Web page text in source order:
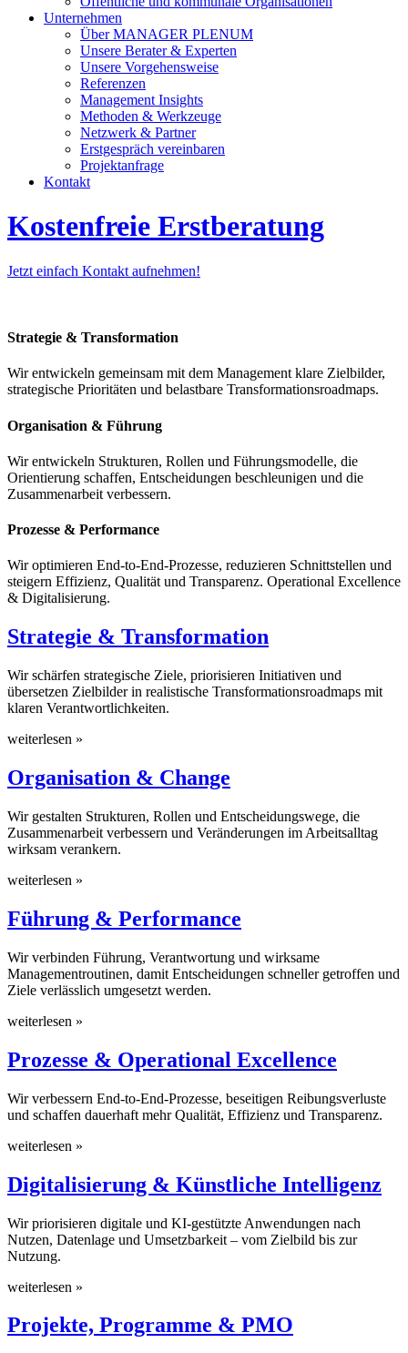
Unternehmen
Über MANAGER PLENUM
Unsere Berater & Experten
Unsere Vorgehensweise
Referenzen
Management Insights
Methoden & Werkzeuge
Netzwerk & Partner
Erstgespräch vereinbaren
Projektanfrage
Kontakt
Kostenfreie Erstberatung
Jetzt einfach Kontakt aufnehmen!
Strategie & Transformation
Wir entwickeln gemeinsam mit dem Management klare Zielbilder,
strategische Prioritäten und belastbare Transformationsroadmaps.
Organisation & Führung
Wir entwickeln Strukturen, Rollen und Führungsmodelle, die
Orientierung schaffen, Entscheidungen beschleunigen und die
Zusammenarbeit verbessern.
Prozesse & Performance
Wir optimieren End-to-End-Prozesse, reduzieren Schnittstellen und
steigern Effizienz, Qualität und Transparenz. Operational Excellence
& Digitalisierung.
Strategie & Transformation
Wir schärfen strategische Ziele, priorisieren Initiativen und
übersetzen Zielbilder in realistische Transformationsroadmaps mit
klaren Verantwortlichkeiten.
weiterlesen »
Organisation & Change
Wir gestalten Strukturen, Rollen und Entscheidungswege, die
Zusammenarbeit verbessern und Veränderungen im Arbeitsalltag
wirksam verankern.
weiterlesen »
Führung & Performance
Wir verbinden Führung, Verantwortung und wirksame
Managementroutinen, damit Entscheidungen schneller getroffen und
Ziele verlässlich umgesetzt werden.
weiterlesen »
Prozesse & Operational Excellence
Wir verbessern End-to-End-Prozesse, beseitigen Reibungsverluste
und schaffen dauerhaft mehr Qualität, Effizienz und Transparenz.
weiterlesen »
Digitalisierung & Künstliche Intelligenz
Wir priorisieren digitale und KI-gestützte Anwendungen nach
Nutzen, Datenlage und Umsetzbarkeit – vom Zielbild bis zur
Nutzung.
weiterlesen »
Projekte, Programme & PMO